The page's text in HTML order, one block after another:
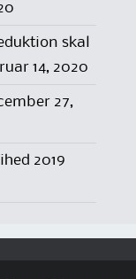
skal
14, 2020
27,
2019